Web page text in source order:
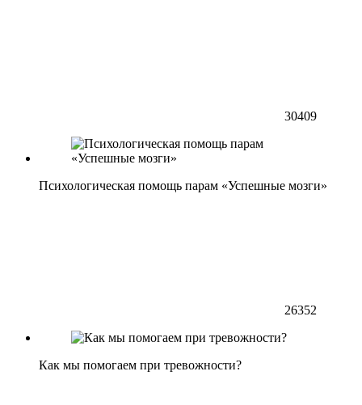
30409
Психологическая помощь парам «Успешные мозги»
26352
Как мы помогаем при тревожности?